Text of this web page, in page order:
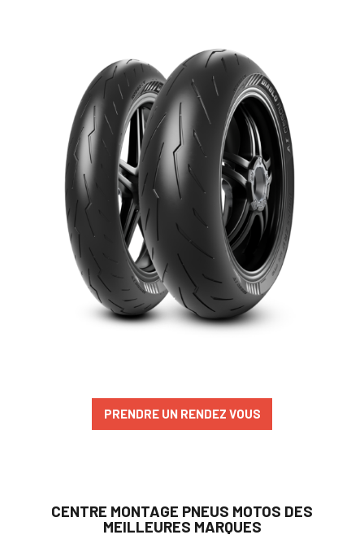
PRENDRE UN RENDEZ VOUS
CENTRE MONTAGE PNEUS MOTOS DES
MEILLEURES MARQUES